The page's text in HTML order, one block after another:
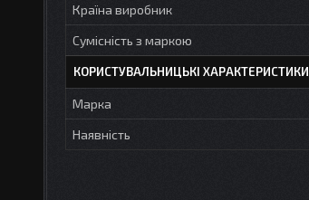
Країна виробник
Сумісність з маркою
КОРИСТУВАЛЬНИЦЬКІ ХАРАКТЕРИСТИКИ
Марка
Наявність